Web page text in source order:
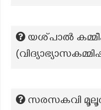
യശ്പാൽ
സരസകവി